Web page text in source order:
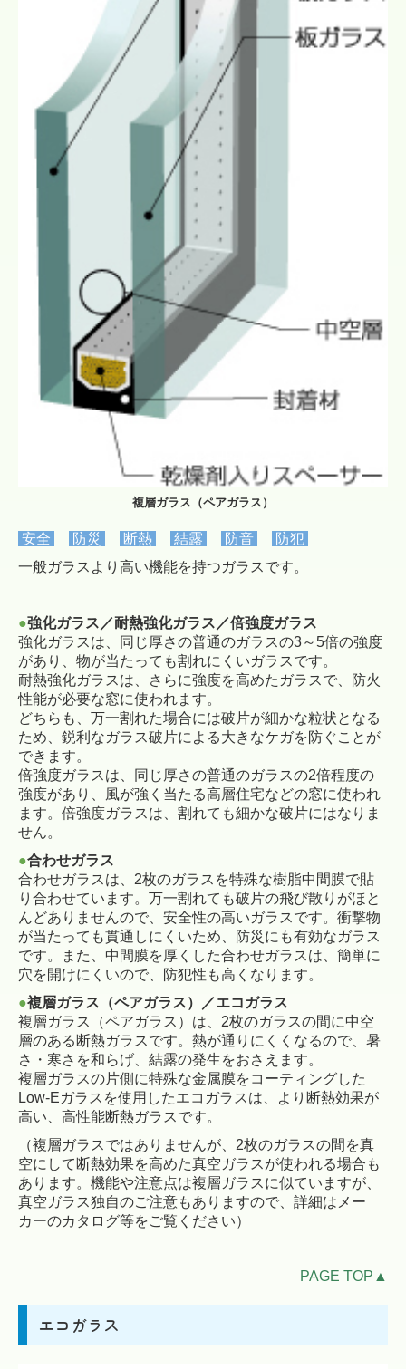
複層ガラス（ペアガラス）
安全 防災 断熱 結露 防音
防犯
一般ガラスより高い機能を持つガラスです。
●強化ガラス／耐熱強化ガラス／倍強度ガラス
強化ガラスは、同じ厚さの普通のガラスの3～5倍の強度
があり、物が当たっても割れにくいガラスです。
耐熱強化ガラスは、さらに強度を高めたガラスで、防火
性能が必要な窓に使われます。
どちらも、万一割れた場合には破片が細かな粒状となる
ため、鋭利なガラス破片による大きなケガを防ぐことが
できます。
倍強度ガラスは、同じ厚さの普通のガラスの2倍程度の
強度があり、風が強く当たる高層住宅などの窓に使われ
ます。倍強度ガラスは、割れても細かな破片にはなりま
せん。
●合わせガラス
合わせガラスは、2枚のガラスを特殊な樹脂中間膜で貼
り合わせています。万一割れても破片の飛び散りがほと
んどありませんので、安全性の高いガラスです。衝撃物
が当たっても貫通しにくいため、防災にも有効なガラス
です。また、中間膜を厚くした合わせガラスは、簡単に
穴を開けにくいので、防犯性も高くなります。
●複層ガラス（ペアガラス）／エコガラス
複層ガラス（ペアガラス）は、2枚のガラスの間に中空
層のある断熱ガラスです。熱が通りにくくなるので、暑
さ・寒さを和らげ、結露の発生をおさえます。
複層ガラスの片側に特殊な金属膜をコーティングした
Low-Eガラスを使用したエコガラスは、より断熱効果が
高い、高性能断熱ガラスです。
（複層ガラスではありませんが、2枚のガラスの間を真
空にして断熱効果を高めた真空ガラスが使われる場合も
あります。機能や注意点は複層ガラスに似ていますが、
真空ガラス独自のご注意もありますので、詳細はメー
カーのカタログ等をご覧ください）
PAGE TOP▲
エコガラス